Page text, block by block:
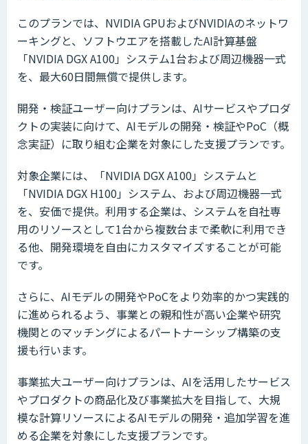
このプランでは、NVIDIA GPUおよびNVIDIAのネットワ
ーキングと、ソフトウエアを搭載したAI計算基盤
「NVIDIA DGX A100」システム1台および周辺機器一式
を、最大60日間無償で提供します。
開発・検証ユーザー向けプランは、AIサービスやプロダ
クトの実装に向けて、AIモデルの開発・検証やPoC（概
念実証）に取り組む企業を対象にした支援プランです。
対象企業には、「NVIDIA DGX A100」システムと
「NVIDIA DGX H100」システム、および周辺機器一式
を、安価で提供。利用する企業は、システムを自社専
用のリソースとして1台から複数台まで柔軟に利用でき
る他、開発環境を自由にカスタマイズすることが可能
です。
さらに、AIモデルの開発やPoCをより効率的かつ実践的
に進められるよう、事業との親和性が高い企業や研究
機関とのマッチングによるパートナーシップ構築の支
援も行います。
事業拡大ユーザー向けプランは、AIを活用したサービス
やプロダクトの商品化及び事業拡大を目指して、大規
模な計算リソースによるAIモデルの開発・追加学習を進
める企業を対象にした支援プランです。